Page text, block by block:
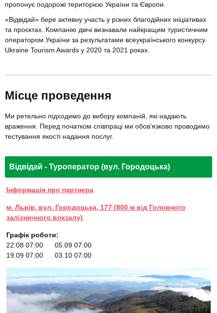
пропонує подорожі територією України та Європи.
«Відвідай» бере активну участь у різних благодійних ініціативах
та проєктах. Компанію двічі визнавали найкращим туристичним
оператором України за результатами всеукраїнського конкурсу
Ukraine Tourism Awards у 2020 та 2021 роках.
Місце проведення
Ми ретельно підходимо до вибору компаній, які надають
враження. Перед початком співпраці ми обов'язково проводимо
тестування якості надання послуг.
Відвідай - Туроператор (вул. Городоцька)
Інформація про партнера
м. Львів, вул. Городоцька, 177 (800 м від Головного
залізничного вокзалу)
Графік роботи:
22.08 07:00
05.09 07:00
19.09 07:00
03.10 07:00